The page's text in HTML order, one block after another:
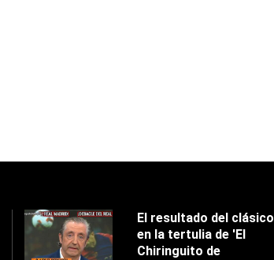
El resultado del clásico
en la tertulia de 'El
Chiringuito de